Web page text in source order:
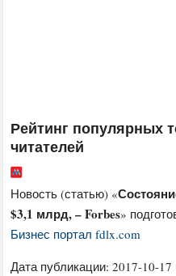
Рейтинг популярных
читателей
Новость (статью) «
$3,1 млрд, – Forbes»
Бизнес портал fdlx.com
Дата публикации:2017-10-17